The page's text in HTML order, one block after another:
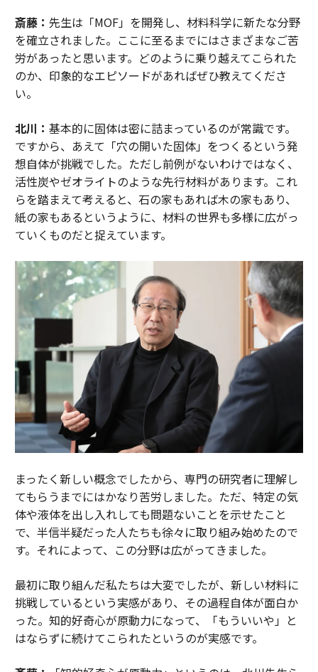
斎藤： 先生は「MOF」を開発し、材料科学に新たな分野
を確立されました。ここに至るまでにはさまざまなご苦
労があったと思います。どのように乗り越えてこられた
のか、印象的なエピソードがあればぜひ教えてくださ
い。
北川： 基本的に固体は密に詰まっているのが常識です。
ですから、あえて「穴の開いた固体」をつくるという発
想自体が挑戦でした。ただし前例がないわけではなく、
活性炭やゼオライトのような先行材料があります。これ
らを踏まえて考えると、石の家もあれば木の家もあり、
紙の家もあるというように、材料の世界も多様に広がっ
ていくものだと捉えています。
まったく新しい概念でしたから、専門の研究者に理解し
てもらうまでにはかなり苦労しました。ただ、特定の気
体や液体を出し入れしても問題ないことを示せたこと
で、半信半疑だった人たちも徐々に取り組み始めたので
す。それによって、この分野は広がってきました。
最初に取り組んだ私たちは大変でしたが、新しい材料に
挑戦しているという実感があり、その過程自体が面白か
った。知的好奇心が原動力になって、「もういいや」と
はならずに続けてこられたというのが実感です。